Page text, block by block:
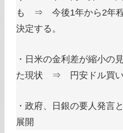
も ⇒ 今後1年から2年程
決定する。
・日米の金利差が縮小の
た現状 ⇒ 円安ドル買い
・政府、日銀の要人発言
展開